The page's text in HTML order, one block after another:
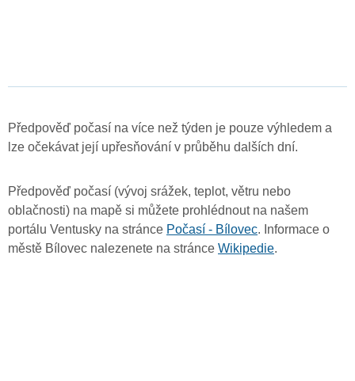
Předpověď počasí na více než týden je pouze výhledem a
lze očekávat její upřesňování v průběhu dalších dní.
Předpověď počasí (vývoj srážek, teplot, větru nebo
oblačnosti) na mapě si můžete prohlédnout na našem
portálu Ventusky na stránce Počasí - Bílovec. Informace o
městě Bílovec nalezenete na stránce Wikipedie.